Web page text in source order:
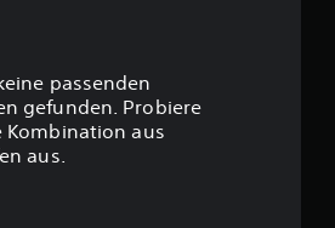
passenden
gefunden. Probiere
Kombination aus
aus.